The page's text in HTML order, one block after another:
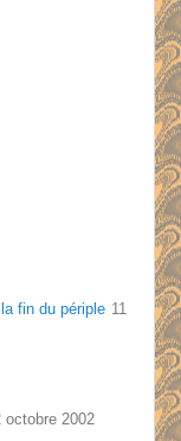
fin du périple 11
octobre 2002